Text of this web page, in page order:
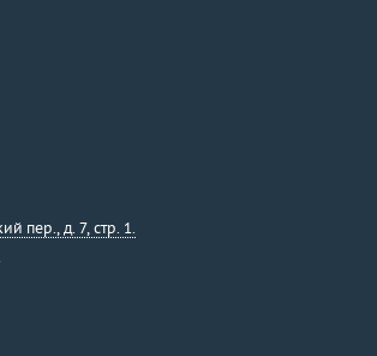
пер., д. 7, стр. 1.